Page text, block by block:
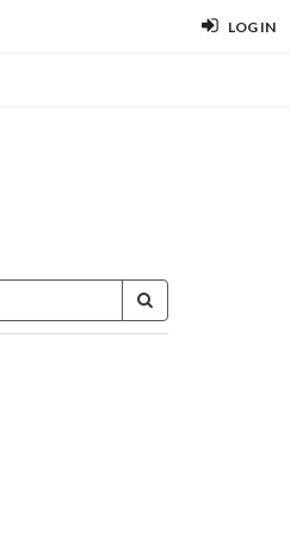
LOG IN